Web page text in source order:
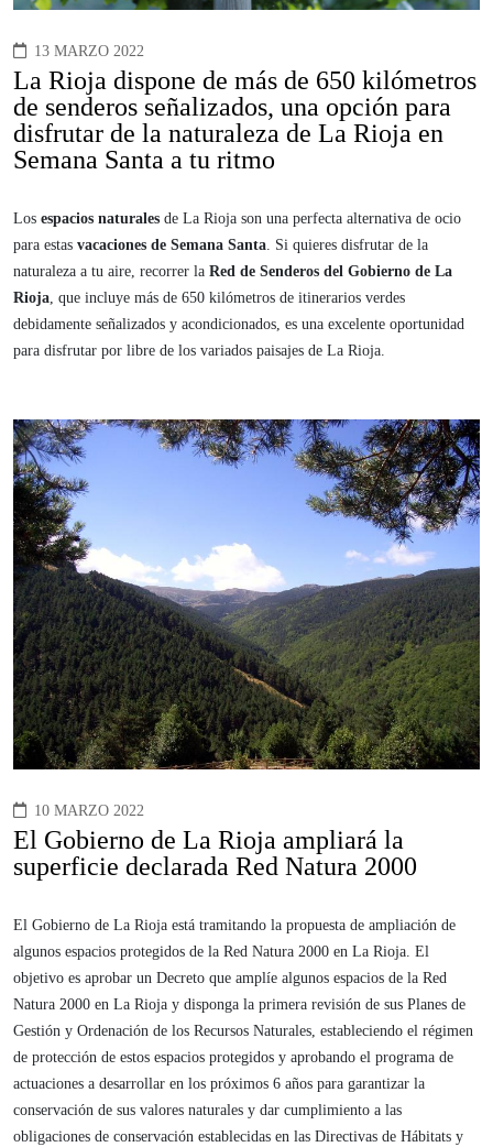
13 MARZO 2022
La Rioja dispone de más de 650 kilómetros
de senderos señalizados, una opción para
disfrutar de la naturaleza de La Rioja en
Semana Santa a tu ritmo
Los espacios naturales de La Rioja son una perfecta alternativa de ocio
para estas vacaciones de Semana Santa . Si quieres disfrutar de la
naturaleza a tu aire, recorrer la Red de Senderos del Gobierno de La
Rioja , que incluye más de 650 kilómetros de itinerarios verdes
debidamente señalizados y acondicionados, es una excelente oportunidad
para disfrutar por libre de los variados paisajes de La Rioja.
10 MARZO 2022
El Gobierno de La Rioja ampliará la
superficie declarada Red Natura 2000
El Gobierno de La Rioja está tramitando la propuesta de ampliación de
algunos espacios protegidos de la Red Natura 2000 en La Rioja. El
objetivo es aprobar un Decreto que amplíe algunos espacios de la Red
Natura 2000 en La Rioja y disponga la primera revisión de sus Planes de
Gestión y Ordenación de los Recursos Naturales, estableciendo el régimen
de protección de estos espacios protegidos y aprobando el programa de
actuaciones a desarrollar en los próximos 6 años para garantizar la
conservación de sus valores naturales y dar cumplimiento a las
obligaciones de conservación establecidas en las Directivas de Hábitats y